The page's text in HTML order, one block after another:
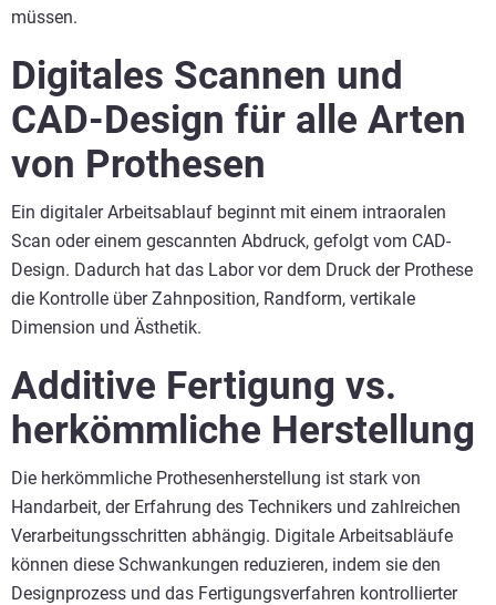
müssen.
Digitales Scannen und
CAD-Design für alle Arten
von Prothesen
Ein digitaler Arbeitsablauf beginnt mit einem intraoralen
Scan oder einem gescannten Abdruck, gefolgt vom CAD-
Design. Dadurch hat das Labor vor dem Druck der Prothese
die Kontrolle über Zahnposition, Randform, vertikale
Dimension und Ästhetik.
Additive Fertigung vs.
herkömmliche Herstellung
Die herkömmliche Prothesenherstellung ist stark von
Handarbeit, der Erfahrung des Technikers und zahlreichen
Verarbeitungsschritten abhängig. Digitale Arbeitsabläufe
können diese Schwankungen reduzieren, indem sie den
Designprozess und das Fertigungsverfahren kontrollierter